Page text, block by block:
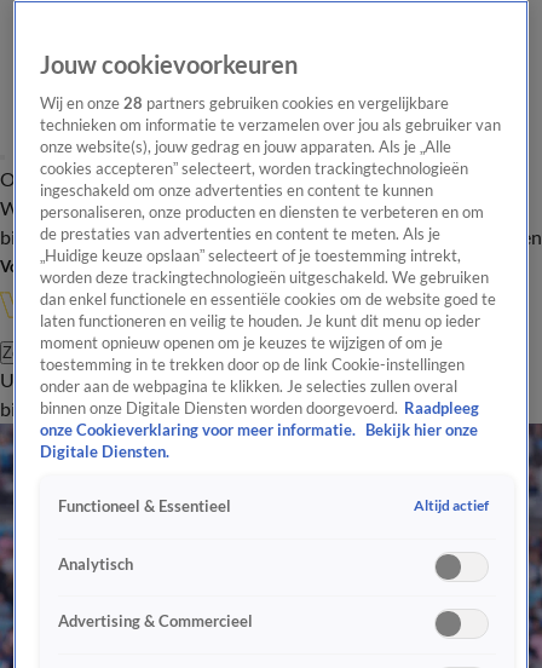
Overzicht Onze programma's Uitzendingen Onze gezichten
In de
WandelgangenInterviewsUitzending
bijwonenPodcastShopVeelgestelde vragenKijkersvraag insturen
Volg Vandaag Inside
Zoeken
UitzendingenVandaag InsideDe OranjezomerShopUitzending
bijwonen
Jouw cookievoorkeuren
Wij en onze28 partners gebruiken cookies en vergelijkbare
technieken om informatie te verzamelen over jou als gebruiker van
onze website(s), jouw gedrag en jouw apparaten. Als je „Alle
cookies accepteren” selecteert, worden trackingtechnologieën
ingeschakeld om onze advertenties en content te kunnen
personaliseren, onze producten en diensten te verbeteren en om
de prestaties van advertenties en content te meten. Als je
„Huidige keuze opslaan” selecteert of je toestemming intrekt,
worden deze trackingtechnologieën uitgeschakeld. We gebruiken
dan enkel functionele en essentiële cookies om de website goed te
laten functioneren en veilig te houden. Je kunt dit menu op ieder
moment opnieuw openen om je keuzes te wijzigen of om je
toestemming in te trekken door op de link Cookie-instellingen
onder aan de webpagina te klikken. Je selecties zullen overal
binnen onze Digitale Diensten worden doorgevoerd. Raadpleeg
onze Cookieverklaring voor meer informatie.
Bekijk hier onze
Digitale Diensten.
Functioneel & Essentieel Altijd actief
Analytisch
Advertising & Commercieel